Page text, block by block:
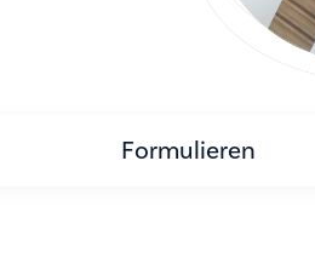
Formulieren